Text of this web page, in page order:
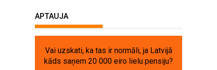
APTAUJA
Vai uzskati, ka tas ir normāli, ja Latvijā
kāds saņem 20 000 eiro lielu pensiju?